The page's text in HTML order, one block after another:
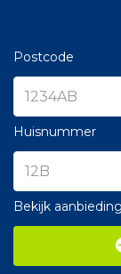
Postcode
Huisnummer
Bekijk